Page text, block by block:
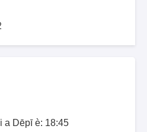
a Dēpī è: 18:45